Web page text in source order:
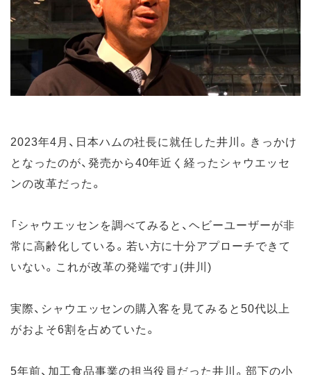
2023年4月、日本ハムの社長に就任した井川。きっかけ
となったのが、発売から40年近く経ったシャウエッセ
ンの改革だった。
「シャウエッセンを調べてみると、ヘビーユーザーが非
常に高齢化している。若い方に十分アプローチできて
いない。これが改革の発端です」(井川)
実際、シャウエッセンの購入客を見てみると50代以上
がおよそ6割を占めていた。
5年前、加工食品事業の担当役員だった井川。部下の小